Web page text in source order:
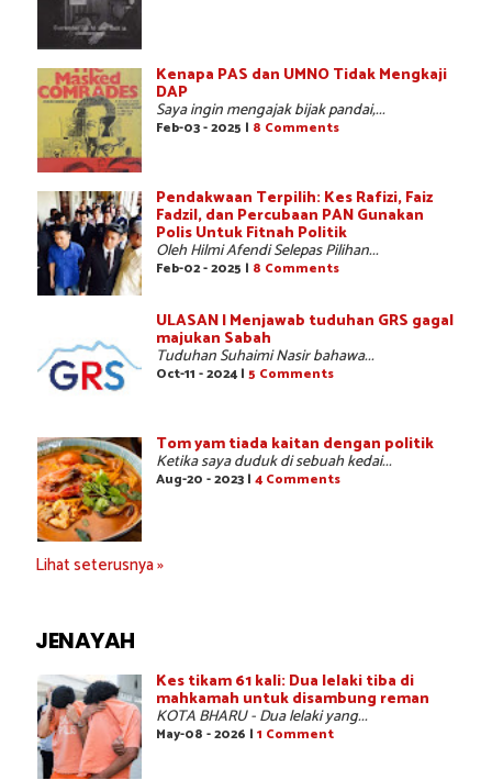
Kenapa PAS dan UMNO Tidak Mengkaji
DAP
Saya ingin mengajak bijak pandai,...
Feb-03 - 2025 | 8 Comments
Pendakwaan Terpilih: Kes Rafizi, Faiz
Fadzil, dan Percubaan PAN Gunakan
Polis Untuk Fitnah Politik
Oleh Hilmi Afendi Selepas Pilihan...
Feb-02 - 2025 | 8 Comments
ULASAN | Menjawab tuduhan GRS gagal
majukan Sabah
Tuduhan Suhaimi Nasir bahawa...
Oct-11 - 2024 | 5 Comments
Tom yam tiada kaitan dengan politik
Ketika saya duduk di sebuah kedai...
Aug-20 - 2023 | 4 Comments
Lihat seterusnya »
JENAYAH
Kes tikam 61 kali: Dua lelaki tiba di
mahkamah untuk disambung reman
KOTA BHARU - Dua lelaki yang...
May-08 - 2026 | 1 Comment